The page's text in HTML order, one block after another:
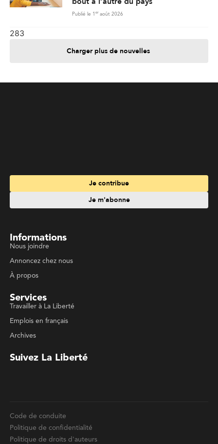
Je contribue
Services
Suivez La Liberté
Code de conduite
Politique de confidentialité
Politique de droits d'auteurs
La Liberté © 2023